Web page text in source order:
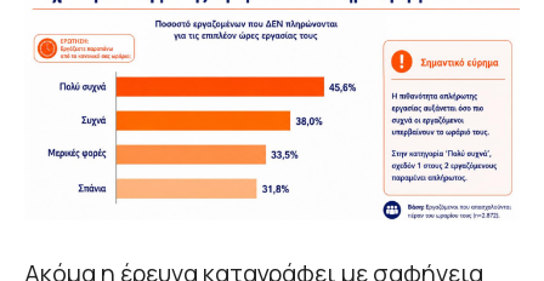
Ακόμα η έρευνα καταγράφει με σαφήνεια